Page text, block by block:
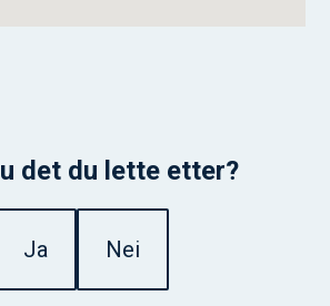
det du lette etter?
Ja Nei